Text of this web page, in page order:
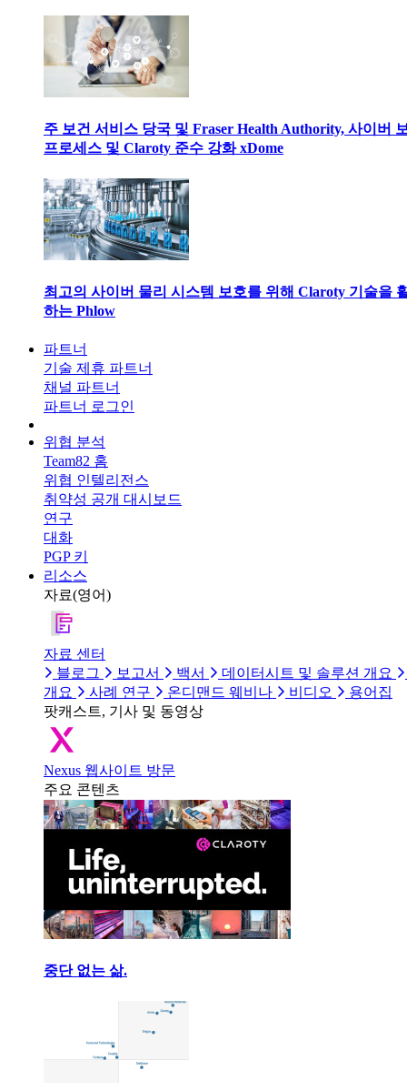
주 보건 서비스 당국 및 Fraser Health Authority, 사이버
프로세스 및 Claroty 준수 강화 xDome
최고의 사이버 물리 시스템 보호를 위해 Claroty 기술을
하는 Phlow
파트너
기술 제휴 파트너
채널 파트너
파트너 로그인
위협 분석
Team82 홈
위협 인텔리전스
취약성 공개 대시보드
연구
대화
PGP 키
리소스
자료(영어)
자료 센터
블로그
보고서 백서
데이터시트 및 솔루션 개요
개요
사례 연구 온디맨드 웨비나 비디오
용어집
팟캐스트, 기사 및 동영상
Nexus 웹사이트 방문
주요 콘텐츠
중단 없는 삶.